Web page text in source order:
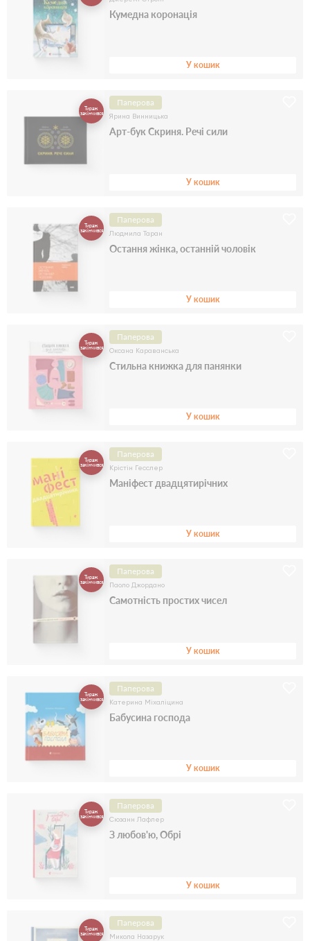
Кумедна коронація
У кошик
Тираж
закінчився
Паперова
Ярина Винницька
Арт-бук Скриня. Речі сили
У кошик
Тираж
закінчився
Паперова
Людмила Таран
Остання жінка, останній чоловік
У кошик
Тираж
закінчився
Паперова
Оксана Караванська
Стильна книжка для панянки
У кошик
Тираж
закінчився
Паперова
Крістін Гесслер
Маніфест двадцятирічних
У кошик
Тираж
закінчився
Паперова
Паоло Джордано
Самотність простих чисел
У кошик
Тираж
закінчився
Паперова
Катерина Міхаліцина
Бабусина господа
У кошик
Тираж
закінчився
Паперова
Сюзанн Лафлер
З любов'ю, Обрі
У кошик
Тираж
закінчився
Паперова
Микола Назарук